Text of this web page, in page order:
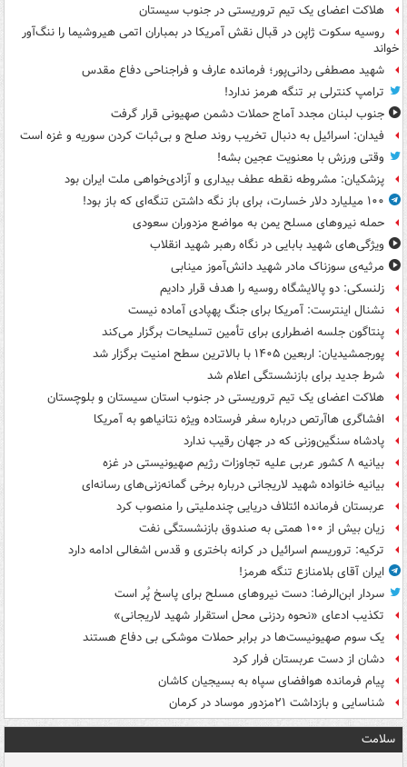
هلاکت اعضای یک تیم تروریستی در جنوب سیستان
روسیه سکوت ژاپن در قبال نقش آمریکا در بمباران اتمی هیروشیما را ننگ‌آور
خواند
شهید مصطفی ردانی‌پور؛ فرمانده عارف و فراجناحی دفاع مقدس
ترامپ کنترلی بر تنگه هرمز ندارد!
جنوب لبنان مجدد آماج حملات دشمن صهیونی قرار گرفت
فیدان: اسرائیل به دنبال تخریب روند صلح و بی‌ثبات کردن سوریه و غزه است
وقتی ورزش با معنویت عجین بشه!
پزشکیان: مشروطه نقطه عطف بیداری و آزادی‌خواهی ملت ایران بود
۱۰۰ میلیارد دلار خسارت، برای باز نگه داشتن تنگه‌ای که باز بود!
حمله نیروهای مسلح یمن به مواضع مزدوران سعودی
ویژگی‌های شهید بابایی در نگاه رهبر شهید انقلاب
مرثیه‌ی سوزناک مادر شهید دانش‌آموز مینابی
زلنسکی: دو پالایشگاه روسیه را هدف قرار دادیم
نشنال اینترست: آمریکا برای جنگ پهپادی آماده نیست
پنتاگون جلسه اضطراری برای تأمین تسلیحات برگزار می‌کند
پورجمشیدیان: اربعین ۱۴۰۵ با بالاترین سطح امنیت برگزار شد
شرط جدید برای بازنشستگی اعلام شد
هلاکت اعضای یک تیم تروریستی در جنوب استان سیستان و بلوچستان
افشاگری هاآرتص درباره سفر فرستاده ویژه نتانیاهو به آمریکا
پادشاه سنگین‌وزنی که در جهان رقیب ندارد
بیانیه ۸ کشور عربی علیه تجاوزات رژیم صهیونیستی در غزه
بیانیه خانواده شهید لاریجانی درباره برخی گمانه‌زنی‌های رسانه‌ای
عربستان فرمانده ائتلاف دریایی چندملیتی را منصوب کرد
زیان بیش از ۱۰۰ همتی به صندوق‌ بازنشستگی نفت
ترکیه: تروریسم اسرائیل در کرانه باختری و قدس اشغالی ادامه دارد
ایران آقای بلامنازع تنگه هرمز!
سردار ابن‌الرضا: دست نیروهای مسلح برای پاسخ پُر است
تکذیب ادعای «نحوه ردزنی محل استقرار شهید لاریجانی»
یک‌ سوم صهیونیست‌ها در برابر حملات موشکی بی دفاع هستند
دشان از دست عربستان فرار کرد
پیام فرمانده هوافضای سپاه به بسیجیان کاشان
شناسایی و بازداشت ۲۱مزدور موساد در کرمان
سلامت